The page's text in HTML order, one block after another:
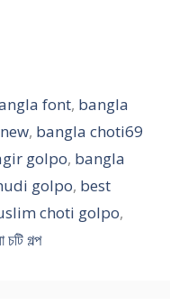
font, bangla
, bangla choti69
golpo, bangla
golpo, best
choti golpo,
চটি গল্প